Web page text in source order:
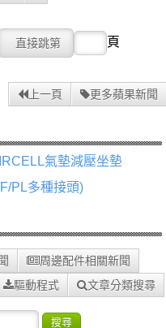
頁
上一頁 更多蘋果新聞
氣墊減壓坐墊
PL多種接頭)
周邊配件相關新聞
驅動程式 文章分類搜尋
搜尋